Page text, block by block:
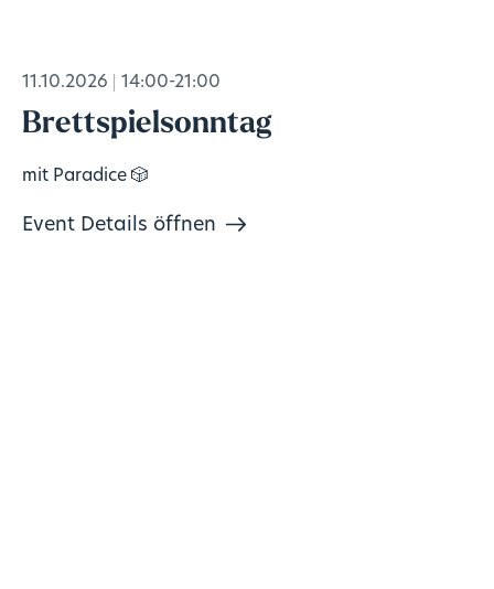
11.10.2026 14:00-21:00
Brettspielsonntag
mit Paradice 🎲
Event Details öffnen